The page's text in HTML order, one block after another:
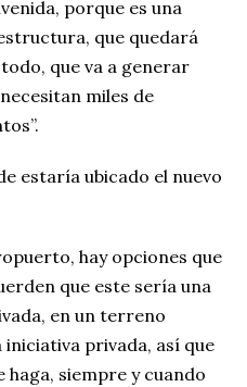
porque es una
que quedará
que va a generar
miles de
estaría ubicado el nuevo
hay opciones que
que este sería una
en un terreno
privada, así que
haga, siempre y cuando